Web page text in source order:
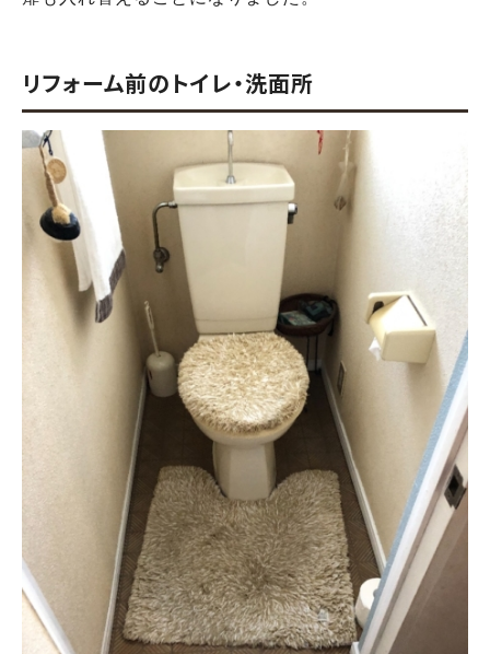
リフォーム前のトイレ・洗面所